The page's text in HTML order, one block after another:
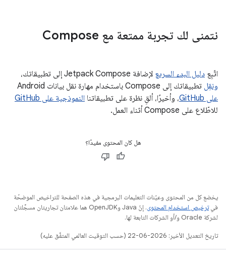
نتمنى لك تجربة ممتعة مع Compose
اتّبِع دليل البدء السريع لإضافة Jetpack Compose إلى تطبيقاتك،
ونقِل تطبيقاتك إلى Compose باستخدام مهارة نقل بيانات Android
على GitHub
، وأخيرًا، ألقِ نظرة على تطبيقاتنا النموذجية على GitHub
للاطّلاع على Compose أثناء العمل.
هل كان المحتوى مفيدًا؟
يخضع كل من المحتوى وعيّنات التعليمات البرمجية في هذه الصفحة للتراخيص الموضحّة
فيترخيص استخدام المحتوى
. إنّ Java وOpenJDK هما علامتان تجاريتان مسجَّلتان
لشركة Oracle و/أو الشركات التابعة لها.
تاريخ التعديل الأخير: 2026-06-22 (حسب التوقيت العالمي المتفَّق عليه)